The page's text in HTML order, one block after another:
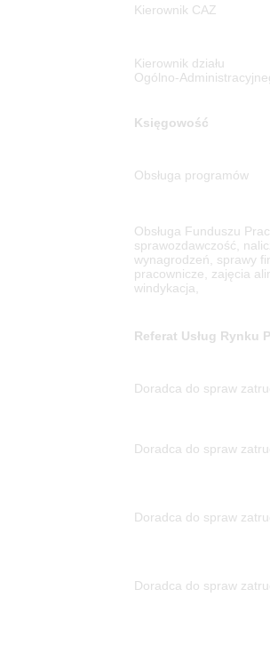
Kierownik CAZ
Kierownik działu
Ogólno-
Księgowość
Obsługa programów
Obsługa Funduszu
sprawozdawczość,
wynagrodzeń, sprawy
pracownicze, zajęcia
windykacja,
Referat Usług Rynku
Doradca do spraw
Doradca do spraw
Doradca do spraw
Doradca do spraw